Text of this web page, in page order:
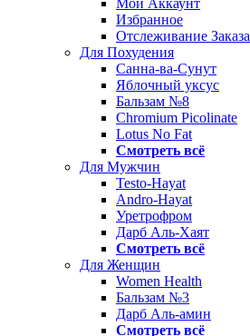
Мой Аккаунт
Избранное
Отслеживание Заказа
Для Похудения
Санна-ва-Сунут
Яблочный уксус
Бальзам №8
Chromium Picolinate
Lotus No Fat
Смотреть всё
Для Мужчин
Testo-Hayat
Andro-Hayat
Уретрофром
Дарб Аль-Хаят
Смотреть всё
Для Женщин
Women Health
Бальзам №3
Дарб Аль-амин
Смотреть всё